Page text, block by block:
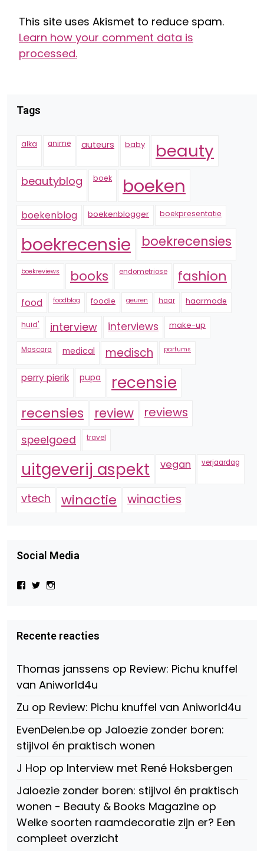
This site uses Akismet to reduce spam.
Learn how your comment data is
processed.
Tags
alka anime auteurs baby beauty
beautyblog boek boeken
boekenblog boekenblogger boekpresentatie
boekrecensie boekrecensies
boekreviews books endometriose fashion
food foodblog foodie geuren haar haarmode
huid' interview interviews make-up
Mascara medical medisch parfums
perry pierik pupa recensie
recensies review reviews
speelgoed travel
uitgeverij aspekt vegan verjaardag
vtech winactie winacties
Social Media
Bekijk
Beauty-
147775071915783/?
Facebook
Bekijk
op
Twitter
op
Instagram
Recente reacties
Thomas janssens op Review: Pichu knuffel
van Aniworld4u
Zu op Review: Pichu knuffel van Aniworld4u
EvenDelen.be op Jaloezie zonder boren:
stijlvol én praktisch wonen
J Hop op Interview met René Hoksbergen
Jaloezie zonder boren: stijlvol én praktisch
wonen - Beauty & Books Magazine op
Welke soorten raamdecoratie zijn er? Een
compleet overzicht